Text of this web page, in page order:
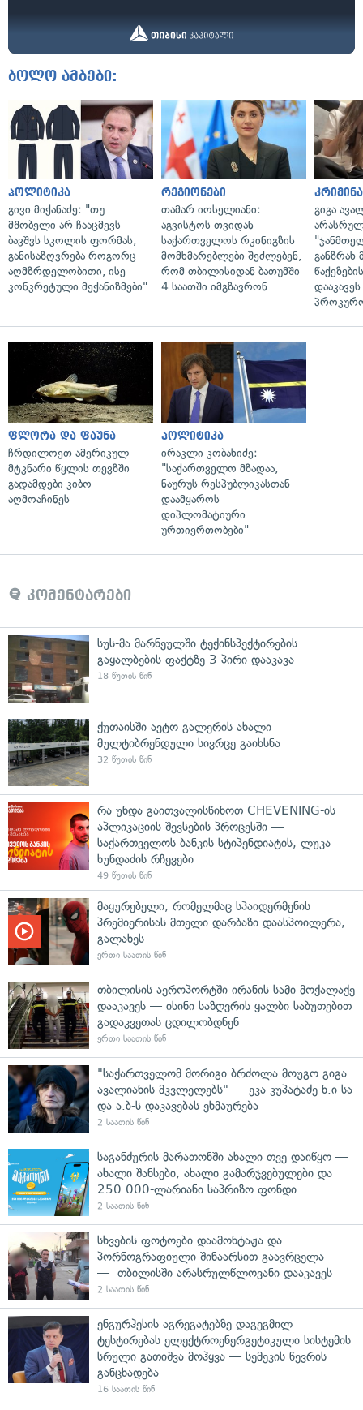
ბოლო ამბები:
პოლიტიკა
გივი მიქანაძე: "თუ
მშობელი არ ჩააცმევს
ბავშვს სკოლის ფორმას,
განისაზღვრება როგორც
აღმზრდელობითი, ისე
კონკრეტული მექანიზმები"
რეგიონები
თამარ იოსელიანი:
აგვისტოს თვიდან
საქართველოს რკინიგზის
მომხმარებლები შეძლებენ,
რომ თბილისიდან ბათუმში
4 საათში იმგზავრონ
გიგა
განზრახ
ფლორა და ფაუნა
ჩრდილოეთ ამერიკულ
მტკნარი წყლის თევზში
გადამდები კიბო
აღმოაჩინეს
პოლიტიკა
ირაკლი კობახიძე:
"საქართველო მზადაა,
ნაურუს რესპუბლიკასთან
დაამყაროს
დიპლომატიური
ურთიერთობები"
კომენტარები
სუს-მა მარნეულში ტექინსპექტირების
გაყალბების ფაქტზე 3 პირი დააკავა
18 წუთის წინ
ქუთაისში ავტო გალერის ახალი
მულტიბრენდული სივრცე გაიხსნა
32 წუთის წინ
რა უნდა გაითვალისწინოთ CHEVENING-ის
აპლიკაციის შევსების პროცესში —
საქართველოს ბანკის სტიპენდიატის, ლუკა
ხუნდაძის რჩევები
49 წუთის წინ
მაყურებელი, რომელმაც სპაიდერმენის
პრემიერისას მთელი დარბაზი დაასპოილერა,
გალახეს
ერთი საათის წინ
თბილისის აეროპორტში ირანის სამი მოქალაქე
დააკავეს — ისინი საზღვრის ყალბი საბუთებით
გადაკვეთას ცდილობდნენ
ერთი საათის წინ
"საქართველომ მორიგი ბრძოლა მოუგო გიგა
ავალიანის მკვლელებს" — ეკა კუპატაძე ნ.ი-სა
და ა.ბ-ს დაკავებას ეხმაურება
2 საათის წინ
საგანძურის მარათონში ახალი თვე დაიწყო —
ახალი შანსები, ახალი გამარჯვებულები და
250 000-ლარიანი საპრიზო ფონდი
2 საათის წინ
სხვების ფოტოები დაამონტაჟა და
პორნოგრაფიული შინაარსით გაავრცელა
— თბილისში არასრულწლოვანი დააკავეს
2 საათის წინ
ენგურჰესის აგრეგატებზე დაგეგმილ
ტესტირებას ელექტროენერგეტიკული სისტემის
სრული გათიშვა მოჰყვა — სემეკის წევრის
განცხადება
16 საათის წინ